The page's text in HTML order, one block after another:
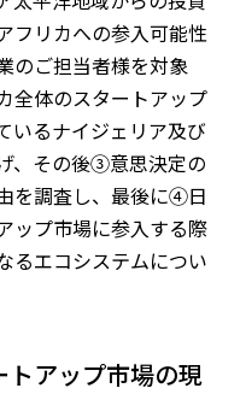
フリカへの参入可能性
のご担当者様を対象
全体のスタートアップ
いるナイジェリア及び
、その後③意思決定の
を調査し、最後に④日
ップ市場に参入する際
るエコシステムについ
トアップ市場の現